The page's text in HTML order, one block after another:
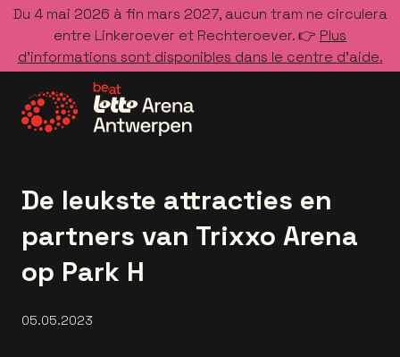
Du 4 mai 2026 à fin mars 2027, aucun tram ne circulera
entre Linkeroever et Rechteroever. 👉 Plus
d’informations sont disponibles dans le centre d’aide.
De leukste attracties en
partners van Trixxo Arena
op Park H
05.05.2023